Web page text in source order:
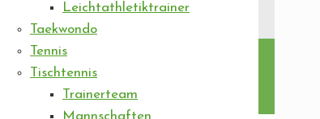
Leichtathletiktrainer
Taekwondo
Tennis
Tischtennis
Trainerteam
Mannschaften